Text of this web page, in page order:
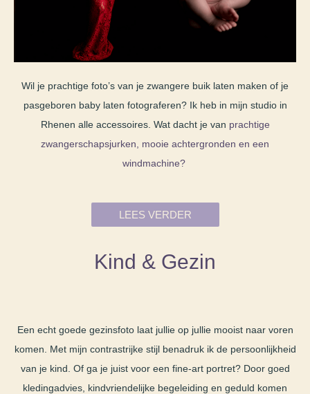
Wil je prachtige foto’s van je zwangere buik laten maken of je
pasgeboren baby laten fotograferen? Ik heb in mijn studio in
Rhenen alle accessoires. Wat dacht je van prachtige
zwangerschapsjurken, mooie achtergronden en een
windmachine?
LEES VERDER
Kind & Gezin
Een echt goede gezinsfoto laat jullie op jullie mooist naar voren
komen. Met mijn contrastrijke stijl benadruk ik de persoonlijkheid
van je kind. Of ga je juist voor een fine-art portret? Door goed
kledingadvies, kindvriendelijke begeleiding en geduld komen